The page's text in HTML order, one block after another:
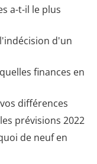
a-t-il le plus
d'un
finances en
différences
prévisions 2022
de neuf en